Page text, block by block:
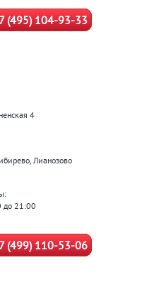
(495) 104-93-33
4
Лианозово
до 21:00
(499) 110-53-06